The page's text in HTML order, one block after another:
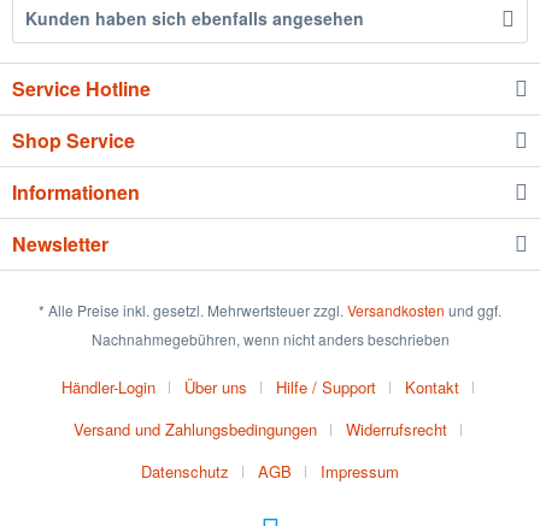
Kunden haben sich ebenfalls angesehen
Service Hotline
Shop Service
Informationen
Newsletter
* Alle Preise inkl. gesetzl. Mehrwertsteuer zzgl. Versandkosten und ggf.
Nachnahmegebühren, wenn nicht anders beschrieben
Händler-Login Über uns Hilfe / Support
Kontakt
Versand und Zahlungsbedingungen
Widerrufsrecht
Datenschutz
AGB Impressum